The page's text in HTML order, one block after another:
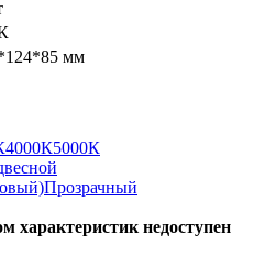
мм
4000К5000К
Прозрачный
характеристик недоступен